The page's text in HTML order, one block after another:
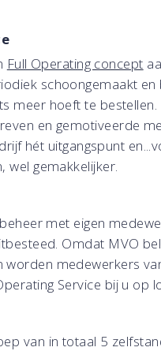
Full Operating concept
schoongemaakt
meer hoeft te
en gemotiveerde
hét uitgangspunt
wel gemakkelijker.
met eigen
Omdat MVO
worden medewerkers
Service bij u op
van in totaal 5